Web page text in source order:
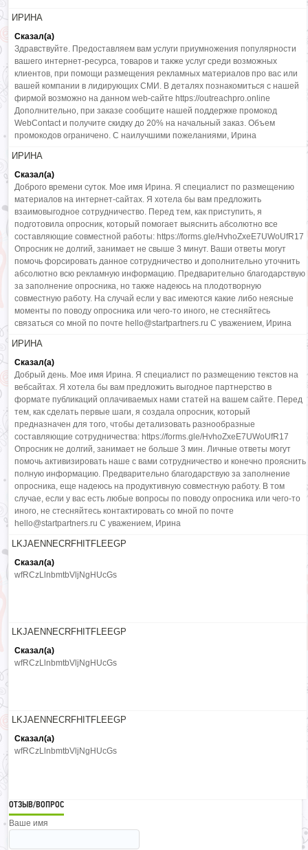
ИРИНА
Сказал(а)
Здравствуйте. Предоставляем вам услуги приумножения популярности
вашего интернет-ресурса, товаров и также услуг среди возможных
клиентов, при помощи размещения рекламных материалов про вас или
вашей компании в лидирующих СМИ. В деталях познакомиться с нашей
фирмой возможно на данном web-сайте https://outreachpro.online
Дополнительно, при заказе сообщите нашей поддержке промокод
WebContact и получите скидку до 20% на начальный заказ. Объем
промокодов ограничено. С наилучшими пожеланиями, Ирина
ИРИНА
Сказал(а)
Доброго времени суток. Мое имя Ирина. Я специалист по размещению
материалов на интернет-сайтах. Я хотела бы вам предложить
взаимовыгодное сотрудничество. Перед тем, как приступить, я
подготовила опросник, который помогает выяснить абсолютно все
составляющие совместной работы: https://forms.gle/HvhoZxeE7UWoUfR17
Опросник не долгий, занимает не свыше 3 минут. Ваши ответы могут
помочь форсировать данное сотрудничество и дополнительно уточнить
абсолютно всю рекламную информацию. Предварительно благодарствую
за заполнение опросника, но также надеюсь на плодотворную
совместную работу. На случай если у вас имеются какие либо неясные
моменты по поводу опросника или чего-то иного, не стесняйтесь
связаться со мной по почте hello@startpartners.ru С уважением, Ирина
ИРИНА
Сказал(а)
Добрый день. Мое имя Ирина. Я специалист по размещению текстов на
вебсайтах. Я хотела бы вам предложить выгодное партнерство в
формате публикаций оплачиваемых нами статей на вашем сайте. Перед
тем, как сделать первые шаги, я создала опросник, который
предназначен для того, чтобы детализовать разнообразные
составляющие сотрудничества: https://forms.gle/HvhoZxeE7UWoUfR17
Опросник не долгий, занимает не больше 3 мин. Личные ответы могут
помочь активизировать наше с вами сотрудничество и конечно прояснить
полную информацию. Предварительно благодарствую за заполнение
опросника, еще надеюсь на продуктивную совместную работу. В том
случае, если у вас есть любые вопросы по поводу опросника или чего-то
иного, не стесняйтесь контактировать со мной по почте
hello@startpartners.ru С уважением, Ирина
LKJAENNECRFHITFLEEGP
Сказал(а)
wfRCzLlnbmtbVljNgHUcGs
LKJAENNECRFHITFLEEGP
Сказал(а)
wfRCzLlnbmtbVljNgHUcGs
LKJAENNECRFHITFLEEGP
Сказал(а)
wfRCzLlnbmtbVljNgHUcGs
ОТЗЫВ/ВОПРОС
Ваше имя